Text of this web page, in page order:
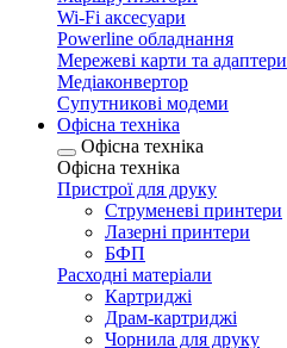
Wi-Fi аксесуари
Рowerline обладнання
Мережеві карти та адаптери
Медіаконвертор
Супутникові модеми
Офісна техніка
Офісна техніка
Офісна техніка
Пристрої для друку
Струменеві принтери
Лазерні принтери
БФП
Расходні матеріали
Картриджі
Драм-картриджі
Чорнила для друку